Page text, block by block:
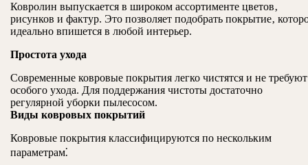
Ковролин выпускается в широком ассортименте цветов‚
рисунков и фактур. Это позволяет подобрать покрытие‚
идеально впишется в любой интерьер.
Простота ухода
Современные ковровые покрытия легко чистятся и не требуют
особого ухода. Для поддержания чистоты достаточно
регулярной уборки пылесосом.
Виды ковровых покрытий
Ковровые покрытия классифицируются по нескольким
параметрам⁚